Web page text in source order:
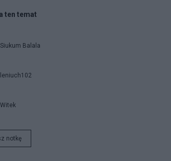
ten temat
Siukum Balala
leniuch102
Witek
notkę